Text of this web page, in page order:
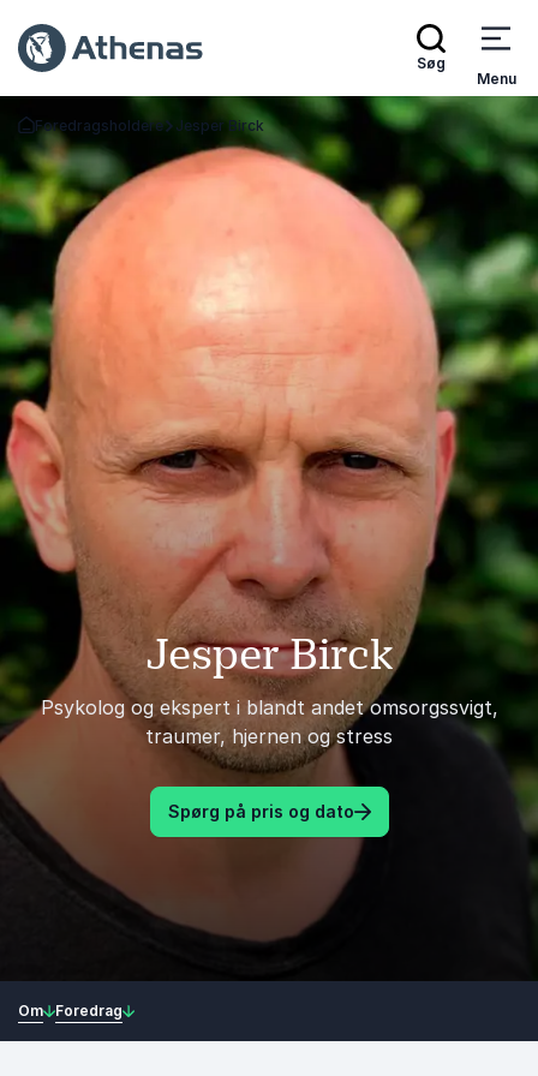
Søg
Menu
Tilbage til forsiden
Foredragsholdere Jesper Birck
Jesper Birck
Psykolog og ekspert i blandt andet omsorgssvigt,
traumer, hjernen og stress
Spørg på pris og dato
Om Foredrag